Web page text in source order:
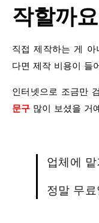
작할까
직접 제작하는 게
다면 제작 비용이 들
인터넷으로 조금만
문구 ​ 많이 보셨을 거
업체에
정말 무료